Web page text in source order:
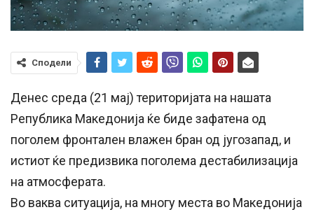
Сподели
Денес среда (21 мај) територијата на нашата
Република Македонија ќе биде зафатена од
поголем фронтален влажен бран од југозапад, и
истиот ќе предизвика поголема дестабилизација
на атмосферата.
Во ваква ситуација, на многу места во Македонија